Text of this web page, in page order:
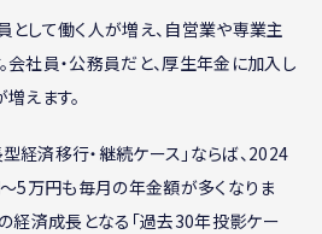
として働く人が増え、自営業や専業主
会社員・公務員だと、厚生年金に加入し
えます。
経済移行・継続ケース」ならば、2024
5万円も毎月の年金額が多くなりま
の経済成長となる「過去30年投影ケー